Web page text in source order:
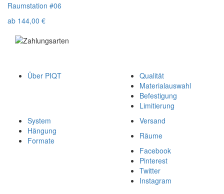
Raumstation #06
ab 144,00 €
Über PIQT
Qualität
Materialauswahl
Befestigung
Limitierung
System
Hängung
Formate
Versand
Räume
Facebook
Pinterest
Twitter
Instagram